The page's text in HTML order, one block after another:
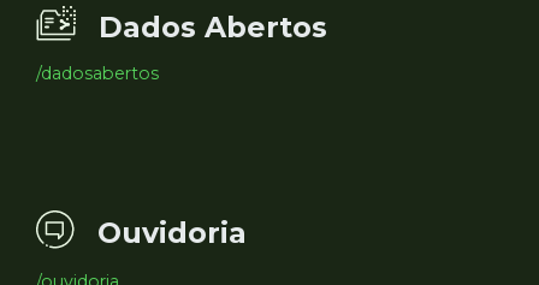
Dados Abertos
/dadosabertos
Ouvidoria